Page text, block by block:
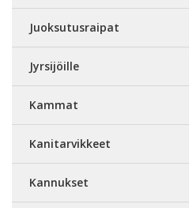
Juoksutusraipat
Jyrsijöille
Kammat
Kanitarvikkeet
Kannukset